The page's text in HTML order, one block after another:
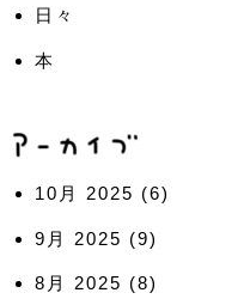
日々
本
10月 2025 (6)
9月 2025 (9)
8月 2025 (8)